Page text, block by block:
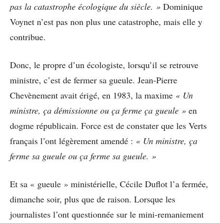
pas la catastrophe écologique du siècle. » Dominique
Voynet n’est pas non plus une catastrophe, mais elle y
contribue.
Donc, le propre d’un écologiste, lorsqu’il se retrouve
ministre, c’est de fermer sa gueule. Jean-Pierre
Chevènement avait érigé, en 1983, la maxime « Un
ministre, ça démissionne ou ça ferme ça gueule » en
dogme républicain. Force est de constater que les Verts
français l’ont légèrement amendé : « Un ministre, ça
ferme sa gueule ou ça ferme sa gueule. »
Et sa « gueule » ministérielle, Cécile Duflot l’a fermée,
dimanche soir, plus que de raison. Lorsque les
journalistes l’ont questionnée sur le mini-remaniement